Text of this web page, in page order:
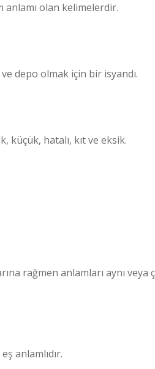
olan kelimelerdir.
depo olmak için bir isyandı.
küçük, hatalı, kıt ve eksik.
rağmen anlamları aynı veya
anlamlıdır.